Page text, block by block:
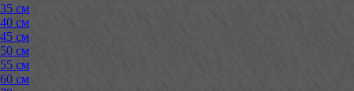
35 см
40 см
45 см
50 см
55 см
60 см